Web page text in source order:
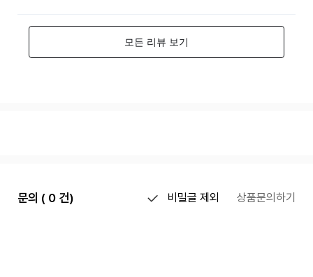
문의 ( 0 건) 비밀글 제외 상품문의하기